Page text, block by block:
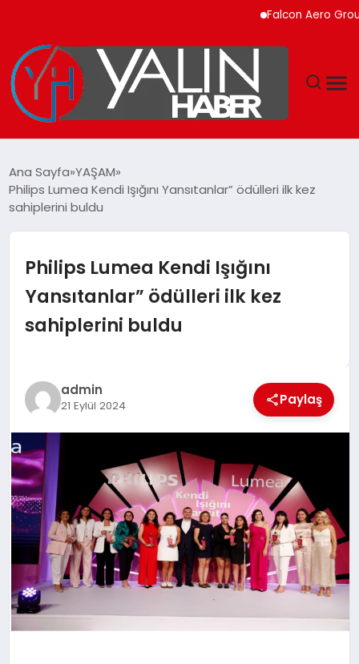
Falcon Aero Group,
SPOR
EKONOMİ
YAŞAM
TEKNOLOJİ
MAGAZİN
SAĞLIK
Ana Sayfa YAŞAM
Philips Lumea Kendi Işığını Yansıtanlar” ödülleri ilk kez
sahiplerini buldu
Philips Lumea Kendi Işığını
Yansıtanlar” ödülleri ilk kez
sahiplerini buldu
admin
21 Eylül 2024 Paylaş